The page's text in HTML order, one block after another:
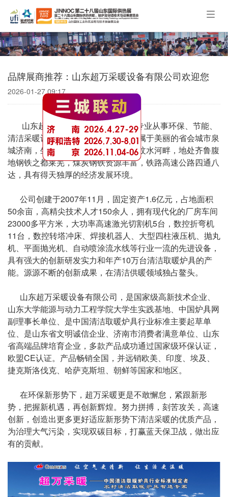
品牌展商推荐：山东超万采暖设备有限公司欢迎您
2026-01-27 09:17
山东超万采暖设备有限公司，是专业从事环保、节能、
清洁采暖设备的科技型公司。公司隶属于美丽的省会城市泉
城济南，坐落于风景秀丽的泰山东麓汶水河畔，地处齐鲁腹
地钢铁之都莱芜，煤炭钢铁资源丰富，铁路高速公路四通八
达，具有得天独厚的经济发展环境。
公司创建于2007年11月，固定资产1.6亿元，占地面积
50余亩，高精尖技术人才150余人，拥有现代化的厂房车间
23000多平方米，大功率高速激光切割机5台，数控折弯机
11台， 数控转塔冲床、焊接机器人、大型四柱液压机、抛丸
机、平面抛光机、自动喷涂流水线等行业一流的先进设备，
具有强大的创新研发实力和年产10万台清洁取暖炉具的产
能。源源不断的创新成果，在清洁供暖领域独占鳌头。
山东超万采暖设备有限公司，是国家级高新技术企业、
山东大学能源与动力工程学院大学生实践基地、 中国炉具网
副理事长单位、是中国清洁取暖炉具行业标准主要起草单
位、是山东省文明诚信企业、济南市消费者满意单位、山东
省高端品牌培育企业，多款产品成功通过国家级环保认证，
欧盟CE认证。产品畅销全国，并远销欧美、印度、埃及、
捷克斯洛伐克、哈萨克斯坦、朝鲜等国家和地区。
在环保新形势下，超万采暖更是不敢懈怠，紧跟新形
势，把握新机遇，再创新辉煌。努力拼搏，刻苦攻关，高速
创新，创造出更多更好适应新形势下清洁采暖的优质产品，
为治理大气污染，实现双碳目标，打赢蓝天保卫战，做出应
有的贡献。